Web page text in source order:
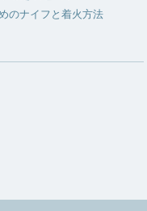
のナイフと着火方法